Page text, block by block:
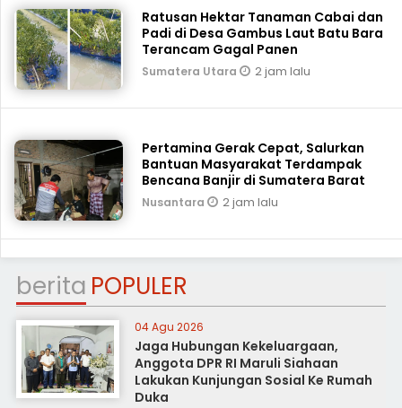
Ratusan Hektar Tanaman Cabai dan
Padi di Desa Gambus Laut Batu Bara
Terancam Gagal Panen
Sumatera Utara 2 jam lalu
Pertamina Gerak Cepat, Salurkan
Bantuan Masyarakat Terdampak
Bencana Banjir di Sumatera Barat
Nusantara 2 jam lalu
berita POPULER
04 Agu 2026
Jaga Hubungan Kekeluargaan,
Anggota DPR RI Maruli Siahaan
Lakukan Kunjungan Sosial Ke Rumah
Duka